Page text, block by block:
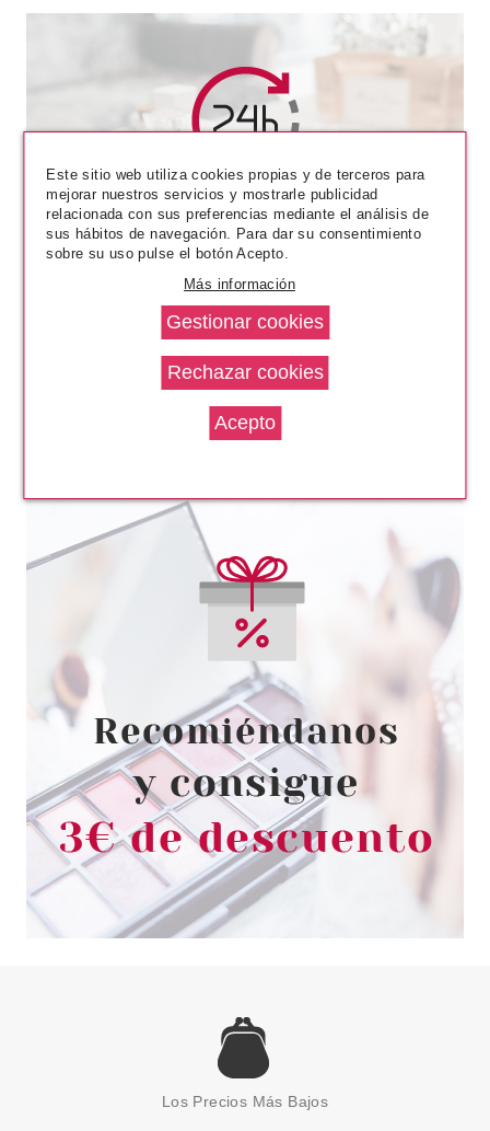
L´OREAL
L'OREAL CONTOURING
PALETTE INFALLIBLE SCULPT
03 MED/DARK
desde
2.99€
L´OREAL
L'OREAL SKIN PARADISE
CREMA HIDRATANTE CON
COLOR SPF20 02 DEEP 30 ML
desde
6.50€
L´OREAL
L'OREAL NUDE MAGIQUE
CUSHION FOUNDATION 11
GOLDEN AMBER 14.6 GR
Los Precios Más Bajos
Este sitio web utiliza cookies propias y de terceros para
mejorar nuestros servicios y mostrarle publicidad
relacionada con sus preferencias mediante el análisis de
sus hábitos de navegación. Para dar su consentimiento
sobre su uso pulse el botón Acepto.
Más información